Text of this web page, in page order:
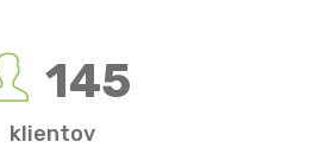
145
klientov